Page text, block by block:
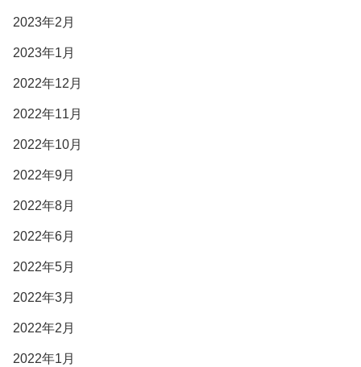
2023年2月
2023年1月
2022年12月
2022年11月
2022年10月
2022年9月
2022年8月
2022年6月
2022年5月
2022年3月
2022年2月
2022年1月